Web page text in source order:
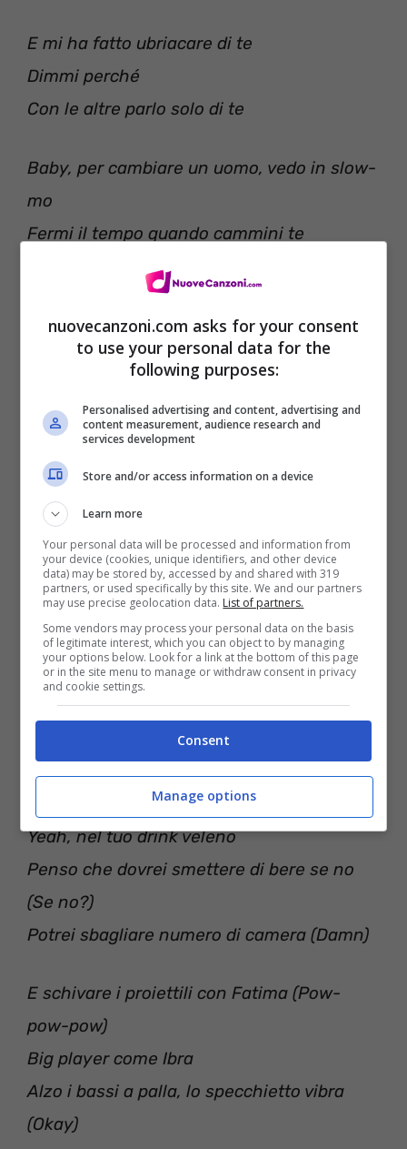
E mi ha fatto ubriacare di te
Dimmi perché
Con le altre parlo solo di te
Baby, per cambiare un uomo, vedo in slow-
mo
Fermi il tempo quando cammini te
RITORNELLO
Guè e Gazzelle
Luci e flash, Mercedes
Love Hermes, Amex Black
Droga e sex, in jet lag
E con gli altri parli solo di me
STROFA 2
Guè Pequeño
Yeah, nel tuo drink veleno
Penso che dovrei smettere di bere se no
(Se no?)
Potrei sbagliare numero di camera (Damn)
E schivare i proiettili con Fatima (Pow-
pow-pow)
Big player come Ibra
Alzo i bassi a palla, lo specchietto vibra
(Okay)
nuovecanzoni.com asks for your consent
to use your personal data for the
following purposes:
Personalised advertising and content, advertising and
content measurement, audience research and
services development
Store and/or access information on a device
Learn more
Your personal data will be processed and information from
your device (cookies, unique identifiers, and other device
data) may be stored by, accessed by and shared with 319
partners, or used specifically by this site. We and our partners
may use precise geolocation data. List of partners.
Some vendors may process your personal data on the basis
of legitimate interest, which you can object to by managing
your options below. Look for a link at the bottom of this page
or in the site menu to manage or withdraw consent in privacy
and cookie settings.
Consent
Manage options